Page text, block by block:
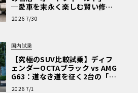
─愛車を末永く楽しむ賢い修理
術と、プロがフックス製オイル
を選ぶ理由〈PR〉
2026 7/30
国内試乗
【究極のSUV比較試乗】ディフ
ェンダーOCTAブラック vs AMG
G63：道なき道を征く2台の「対
極的アプローチ」
2026 7/1